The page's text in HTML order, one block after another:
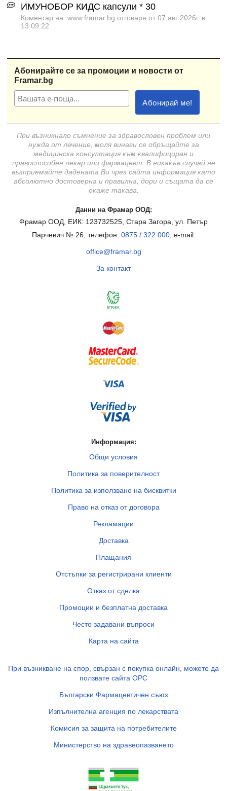
ИМУНОБОР КИДС капсули * 30
Коментар на: www.framar.bg отговаря от 07 авг 2026г. в
13:09:22
Абонирайте се за промоции и новости от
Framar.bg
При възникнало съмнение за здравословен проблем или
нужда от лечение, моля винаги се обръщайте за
медицинска консултация към квалифициран и
правоспособен лекар или фармацевт. В никакъв случай не
възприемайте дадената Ви чрез сайта информация като
абсолютно достоверна и правилна, дори и същата да се
окаже такава.
Данни на Фрамар ООД:
Фрамар ООД, ЕИК: 123732525, Стара Загора, ул. Петър
Парчевич № 26, телефон: 0875 / 322 000, e-mail:
office@framar.bg
За контакт
Информация:
Общи условия
Политика за поверителност
Политика за използване на бисквитки
Право на отказ от договора
Рекламации
Доставка
Плащания
Отстъпки за регистрирани клиенти
Отказ от сделка
Промоции и безплатна доставка
Често задавани въпроси
Карта на сайта
При възникване на спор, свързан с покупка онлайн, можете да
ползвате сайта ОРС
Български Фармацевтичен съюз
Изпълнителна агенция по лекарствата
Комисия за защита на потребителите
Министерство на здравеопазването